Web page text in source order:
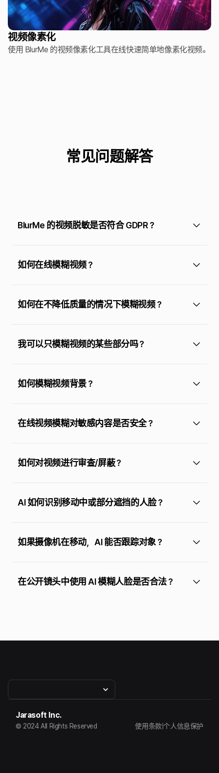
视频像素化
使用 BlurMe 的视频像素化工具在线快速简单地像素化视频。
常见问题解答
BlurMe 的视频脱敏是否符合 GDPR？
如何在线模糊视频？
如何在不降低质量的情况下模糊视频？
我可以只模糊视频的某些部分吗？
如何模糊视频背景？
在线视频模糊对敏感内容是否安全？
如何对视频进行审查/屏蔽？
AI 如何识别移动中或部分遮挡的人脸？
如果摄像机在移动，AI 能否跟踪对象？
在公开镜头中使用 AI 模糊人脸是否合法？
Jarasoft Inc.
© 2024 All Rights Reserved 使用条款|个人信息保护